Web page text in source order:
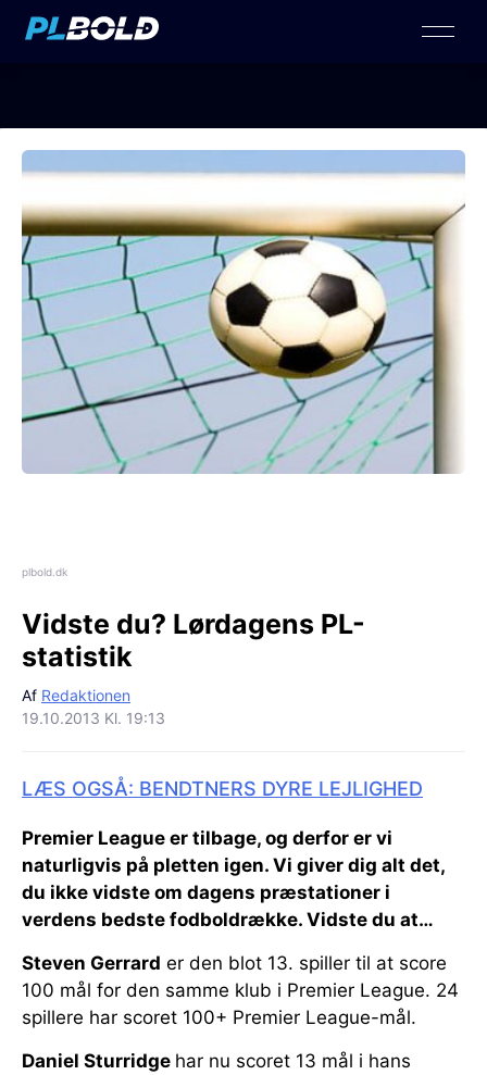
plbold.dk
Vidste du? Lørdagens PL-
statistik
Af Redaktionen
19.10.2013 Kl. 19:13
LÆS OGSÅ: BENDTNERS DYRE LEJLIGHED
Premier League er tilbage, og derfor er vi
naturligvis på pletten igen. Vi giver dig alt det,
du ikke vidste om dagens præstationer i
verdens bedste fodboldrække. Vidste du at…
Steven Gerrard er den blot 13. spiller til at score
100 mål for den samme klub i Premier League. 24
spillere har scoret 100+ Premier League-mål.
Daniel Sturridge har nu scoret 13 mål i hans